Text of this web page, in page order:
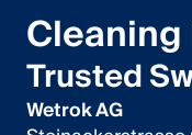
Trusted
Wetrok AG